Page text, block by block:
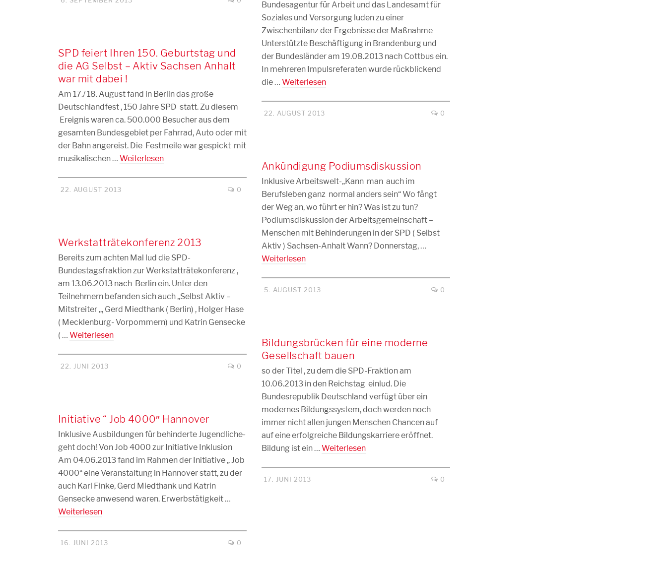
Bundesagentur für Arbeit und das Landesamt für
Soziales und Versorgung luden zu einer
Zwischenbilanz der Ergebnisse der Maßnahme
Unterstützte Beschäftigung in Brandenburg und
der Bundesländer am 19.08.2013 nach Cottbus ein.
In mehreren Impulsreferaten wurde rückblickend
die … Weiterlesen
22. AUGUST 2013 0
SPD feiert Ihren 150. Geburtstag und
die AG Selbst – Aktiv Sachsen Anhalt
war mit dabei !
Am 17./ 18. August fand in Berlin das große
Deutschlandfest , 150 Jahre SPD statt. Zu diesem
Ereignis waren ca. 500.000 Besucher aus dem
gesamten Bundesgebiet per Fahrrad, Auto oder mit
der Bahn angereist. Die Festmeile war gespickt mit
musikalischen … Weiterlesen
22. AUGUST 2013 0
Ankündigung Podiumsdiskussion
Inklusive Arbeitswelt-„Kann man auch im
Berufsleben ganz normal anders sein“ Wo fängt
der Weg an, wo führt er hin? Was ist zu tun?
Podiumsdiskussion der Arbeitsgemeinschaft –
Menschen mit Behinderungen in der SPD ( Selbst
Aktiv ) Sachsen-Anhalt Wann? Donnerstag, …
Weiterlesen
5. AUGUST 2013 0
Werkstatträtekonferenz 2013
Bereits zum achten Mal lud die SPD-
Bundestagsfraktion zur Werkstatträtekonferenz ,
am 13.06.2013 nach Berlin ein. Unter den
Teilnehmern befanden sich auch „Selbst Aktiv –
Mitstreiter „, Gerd Miedthank ( Berlin) , Holger Hase
( Mecklenburg- Vorpommern) und Katrin Gensecke
( … Weiterlesen
22. JUNI 2013 0
Bildungsbrücken für eine moderne
Gesellschaft bauen
so der Titel , zu dem die SPD-Fraktion am
10.06.2013 in den Reichstag einlud. Die
Bundesrepublik Deutschland verfügt über ein
modernes Bildungssystem, doch werden noch
immer nicht allen jungen Menschen Chancen auf
auf eine erfolgreiche Bildungskarriere eröffnet.
Bildung ist ein … Weiterlesen
17. JUNI 2013 0
Initiative “ Job 4000″ Hannover
Inklusive Ausbildungen für behinderte Jugendliche-
geht doch! Von Job 4000 zur Initiative Inklusion
Am 04.06.2013 fand im Rahmen der Initiative „ Job
4000“ eine Veranstaltung in Hannover statt, zu der
auch Karl Finke, Gerd Miedthank und Katrin
Gensecke anwesend waren. Erwerbstätigkeit …
Weiterlesen
16. JUNI 2013 0